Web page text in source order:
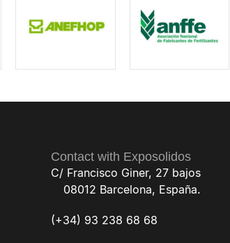
Contact with Exposolidos
C/ Francisco Giner, 27 bajos
08012 Barcelona, España.
(+34) 93 238 68 68